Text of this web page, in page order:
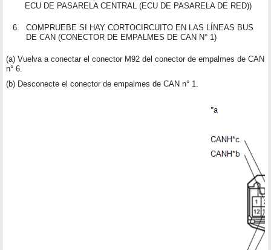
ECU DE PASARELA CENTRAL (ECU DE PASARELA DE RED))
6.
COMPRUEBE SI HAY CORTOCIRCUITO EN LAS LÍNEAS BUS
DE CAN (CONECTOR DE EMPALMES DE CAN N° 1)
(a) Vuelva a conectar el conector M92 del conector de empalmes de CAN
n° 6.
(b) Desconecte el conector de empalmes de CAN n° 1.